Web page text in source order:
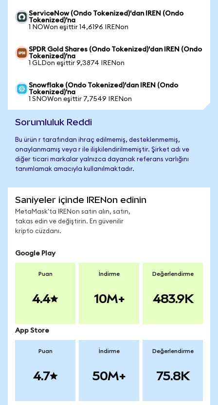
ServiceNow (Ondo Tokenized)'dan IREN (Ondo
Tokenized)'na
1 NOWon eşittir 14,6196 IRENon
SPDR Gold Shares (Ondo Tokenized)'dan IREN (Ondo
Tokenized)'na
1 GLDon eşittir 9,3874 IRENon
Snowflake (Ondo Tokenized)'dan IREN (Ondo
Tokenized)'na
1 SNOWon eşittir 7,7549 IRENon
Sorumluluk Reddi
Bu ürün r tarafından ihraç edilmemiş, desteklenmemiş,
onaylanmamış veya r ile ilişkilendirilmemiştir. Şirket adı ve
diğer ticari markalar yalnızca dayanak referans varlığını
tanımlamak amacıyla kullanılmaktadır.
Saniyeler içinde IRENon edinin
MetaMask'ta IRENon satın alın, satın,
takas edin ve değiştirin. En güvenilir
kripto cüzdanı.
Google Play
Puan
4.4
İndirme
10M+
Değerlendirme
483.9K
App Store
Puan
4.7
İndirme
50M+
Değerlendirme
75.8K